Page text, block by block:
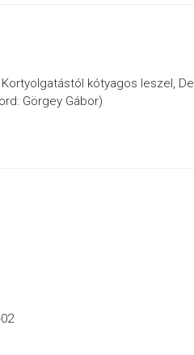
kótyagos leszel, De
Görgey Gábor)